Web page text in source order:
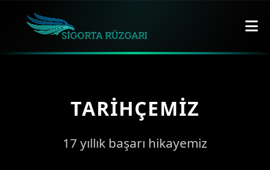
TARIHÇEMIZ
17 yıllık başarı hikayemiz